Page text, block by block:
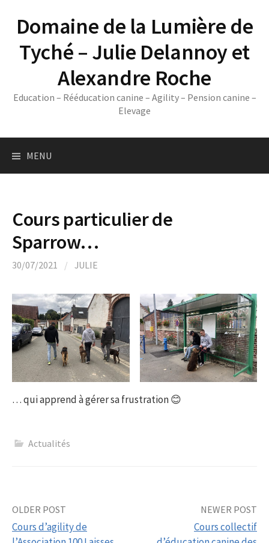
contentDomaine de la Lumière de
Tyché – Julie Delannoy et
Alexandre Roche
Education – Rééducation canine – Agility – Pension canine –
Elevage
MENU
Cours particulier de
Sparrow…
30/07/2021 / JULIE
… qui apprend à gérer sa frustration 😊
Actualités
Post
OLDER POST
Cours d’agility de
NEWER POST
Cours collectif